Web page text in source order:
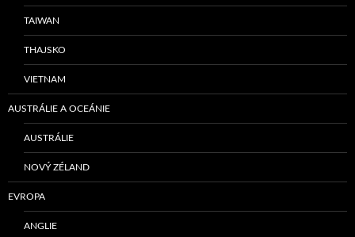
TAIWAN
THAJSKO
VIETNAM
AUSTRÁLIE A OCEÁNIE
AUSTRÁLIE
NOVÝ ZÉLAND
EVROPA
ANGLIE